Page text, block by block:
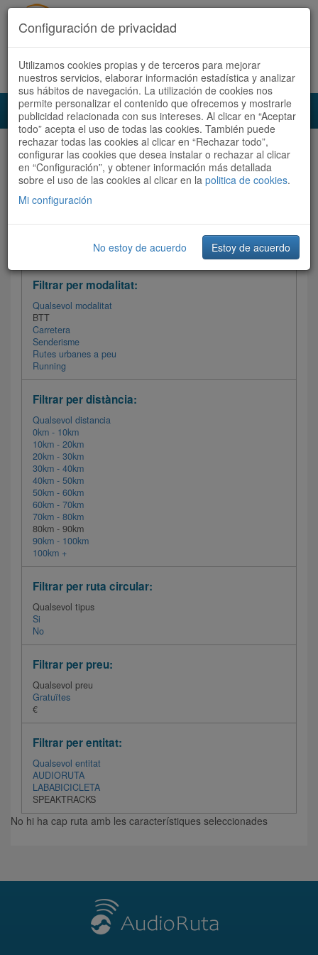
Accedeix Registra't ara Español Català
Audioruta Totes les rutes
Totes les rutes Ordenar per: Més recents / Dificultat
Filtrar les rutes
Filtrar per modalitat:
Qualsevol modalitat
BTT
Carretera
Senderisme
Rutes urbanes a peu
Running
Filtrar per distància:
Qualsevol distancia
0km - 10km
10km - 20km
20km - 30km
30km - 40km
40km - 50km
50km - 60km
60km - 70km
70km - 80km
80km - 90km
90km - 100km
100km +
Filtrar per ruta circular:
Qualsevol tipus
Si
No
Filtrar per preu:
Qualsevol preu
Gratuïtes
€
Filtrar per entitat:
Qualsevol entitat
AUDIORUTA
LABABICICLETA
SPEAKTRACKS
No hi ha cap ruta amb les característiques seleccionades
Configuración de privacidad
Utilizamos cookies propias y de terceros para mejorar
nuestros servicios, elaborar información estadística y analizar
sus hábitos de navegación. La utilización de cookies nos
permite personalizar el contenido que ofrecemos y mostrarle
publicidad relacionada con sus intereses. Al clicar en “Aceptar
todo” acepta el uso de todas las cookies. También puede
rechazar todas las cookies al clicar en “Rechazar todo”,
configurar las cookies que desea instalar o rechazar al clicar
en “Configuración”, y obtener información más detallada
sobre el uso de las cookies al clicar en la politica de cookies.
Mi configuración
No estoy de acuerdo Estoy de acuerdo